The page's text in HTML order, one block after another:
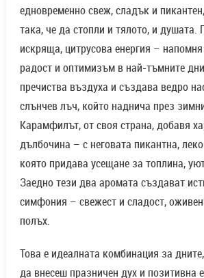
едновременно свеж, сладък и
така, че да стопли и тялото, и душата.
искряща, цитрусова енергия –
радост и оптимизъм в най-тъмните
пречиства въздуха и създава ведро
слънчев лъч, който наднича през
Карамфилът, от своя страна, добавя
дълбочина – с неговата пикантна,
която придава усещане за топлина,
Заедно тези два аромата създават
симфония – свежест и сладост,
полъх.
Това е идеалната комбинация за
да внесеш празничен дух и позитивна